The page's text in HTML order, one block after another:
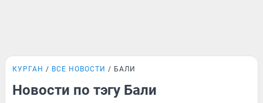
КУРГАН ВСЕ НОВОСТИ БАЛИ
Новости по тэгу Бали